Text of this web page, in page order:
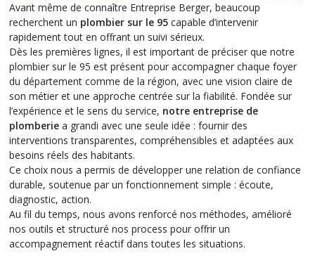
Avant même de connaître Entreprise Berger, beaucoup
recherchent un plombier sur le 95 capable d’intervenir
rapidement tout en offrant un suivi sérieux.
Dès les premières lignes, il est important de préciser que notre
plombier sur le 95 est présent pour accompagner chaque foyer
du département comme de la région, avec une vision claire de
son métier et une approche centrée sur la fiabilité. Fondée sur
l’expérience et le sens du service, notre entreprise de
plomberie a grandi avec une seule idée : fournir des
interventions transparentes, compréhensibles et adaptées aux
besoins réels des habitants.
Ce choix nous a permis de développer une relation de confiance
durable, soutenue par un fonctionnement simple : écoute,
diagnostic, action.
Au fil du temps, nous avons renforcé nos méthodes, amélioré
nos outils et structuré nos process pour offrir un
accompagnement réactif dans toutes les situations.